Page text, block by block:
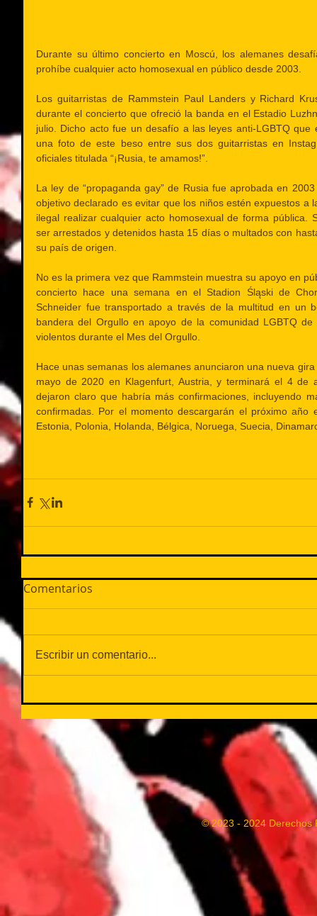
Durante su último concierto en Moscú, los alemanes
prohíbe cualquier acto homosexual en público desde 2003.
Los guitarristas de Rammstein Paul Landers y Richard
durante el concierto que ofreció la banda en el Estadio
julio. Dicho acto fue un desafío a las leyes anti-LGBTQ que
una foto de este beso entre sus dos guitarristas en
oficiales titulada “¡Rusia, te amamos!”.
La ley de “propaganda gay” de Rusia fue aprobada en
objetivo declarado es evitar que los niños estén expuestos a
ilegal realizar cualquier acto homosexual de forma pública.
ser arrestados y detenidos hasta 15 días o multados con
su país de origen.
No es la primera vez que Rammstein muestra su apoyo en
concierto hace una semana en el Stadion Śląski de
Schneider fue transportado a través de la multitud en un
bandera del Orgullo en apoyo de la comunidad LGBTQ
violentos durante el Mes del Orgullo.
Hace unas semanas los alemanes anunciaron una nueva
mayo de 2020 en Klagenfurt, Austria, y terminará el 4 de
dejaron claro que habría más confirmaciones, incluyendo
confirmadas. Por el momento descargarán el próximo año
Estonia, Polonia, Holanda, Bélgica, Noruega, Suecia,
Comentarios
Escribir un comentario...
© 2023 - 2024 Derechos